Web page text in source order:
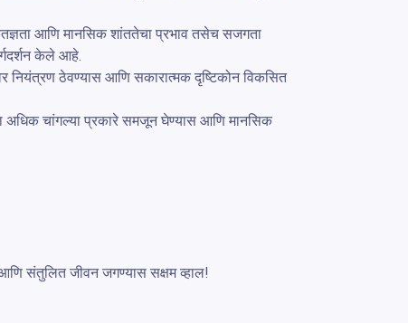
आणि मानसिक शांततेचा प्रभाव तसेच सजगता
केले आहे.
नियंत्रण ठेवण्यास आणि सकारात्मक दृष्टिकोन विकसित
अधिक चांगल्या प्रकारे समजून घेण्यास आणि मानसिक
संतुलित जीवन जगण्यास सक्षम व्हाल!